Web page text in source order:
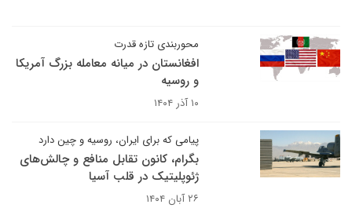
محوربندی تازه قدرت
افغانستان در میانه معامله بزرگ آمریکا
و روسیه
۱۰ آذر ۱۴۰۴
پیامی که برای ایران، روسیه و چین دارد
بگرام، کانون تقابل منافع و چالش‌های
ژئوپلیتیک در قلب آسیا
۲۶ آبان ۱۴۰۴